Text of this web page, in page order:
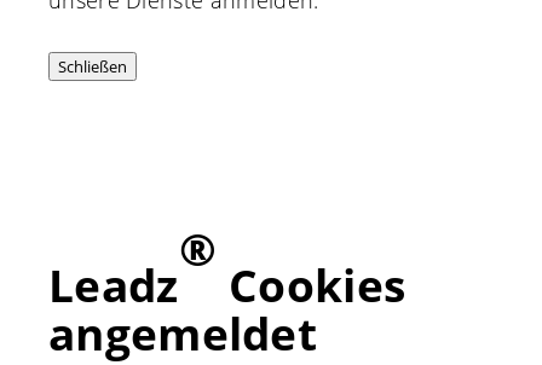
Schließen
Leadz
®
Cookies
angemeldet